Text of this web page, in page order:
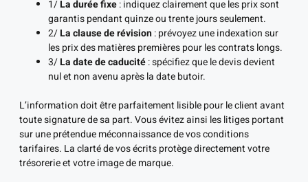
1/La durée fixe: indiquez clairement que les prix sont
garantis pendant quinze ou trente jours seulement.
2/La clause de révision: prévoyez une indexation sur
les prix des matières premières pour les contrats longs.
3/La date de caducité: spécifiez que le devis devient
nul et non avenu après la date butoir.
L’information doit être parfaitement lisible pour le client avant
toute signature de sa part. Vous évitez ainsi les litiges portant
sur une prétendue méconnaissance de vos conditions
tarifaires. La clarté de vos écrits protège directement votre
trésorerie et votre image de marque.